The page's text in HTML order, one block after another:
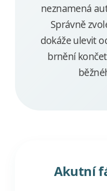
neznamená
Správně
dokáže ulevit
brnění
Akutní